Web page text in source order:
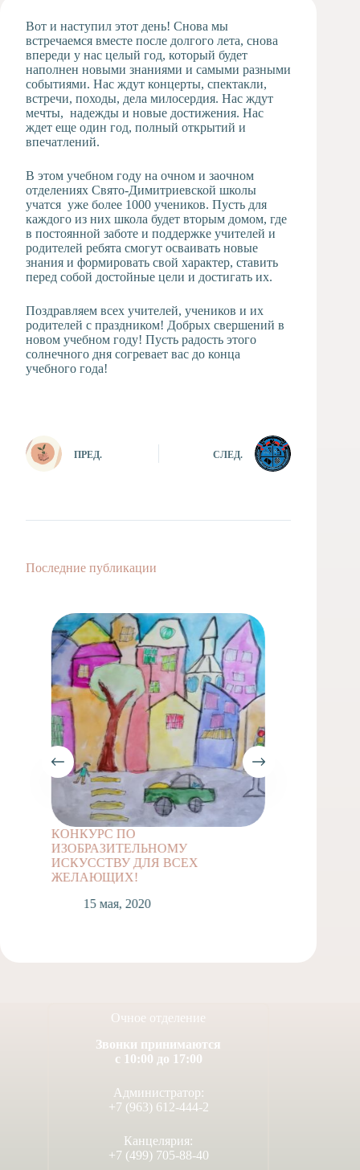
студия
Музыкальное
отделение
Психологическая
Служба
Тьюторская
служба
Вот и наступил этот день! Снова мы
встречаемся вместе после долгого лета, снова
впереди у нас целый год, который будет
наполнен новыми знаниями и самыми разными
событиями. Нас ждут концерты, спектакли,
встречи, походы, дела милосердия. Нас ждут
мечты, надежды и новые достижения. Нас
ждет еще один год, полный открытий и
впечатлений.
В этом учебном году на очном и заочном
отделениях Свято-Димитриевской школы
учатся уже более 1000 учеников. Пусть для
каждого из них школа будет вторым домом, где
в постоянной заботе и поддержке учителей и
родителей ребята смогут осваивать новые
знания и формировать свой характер, ставить
перед собой достойные цели и достигать их.
Поздравляем всех учителей, учеников и их
родителей с праздником! Добрых свершений в
новом учебном году! Пусть радость этого
солнечного дня согревает вас до конца
учебного года!
ПРЕД. СЛЕД.
Последние публикации
КОНКУРС ПО
ИЗОБРАЗИТЕЛЬНОМУ
ИСКУССТВУ ДЛЯ ВСЕХ
ЖЕЛАЮЩИХ!
15 мая, 2020
Очное отделение
Звонки принимаются
с 10:00 до 17:00
Администратор:
+7 (963) 612-444-2
Канцелярия:
+7 (499) 705-88-40